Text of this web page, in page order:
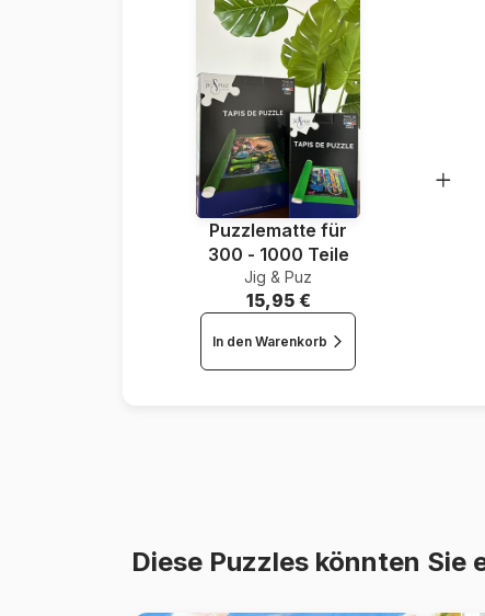
Puzzlematte für
300 - 1000 Teile
Jig & Puz
15,95 €
In den Warenkorb
Diese Puzzles könnten Sie